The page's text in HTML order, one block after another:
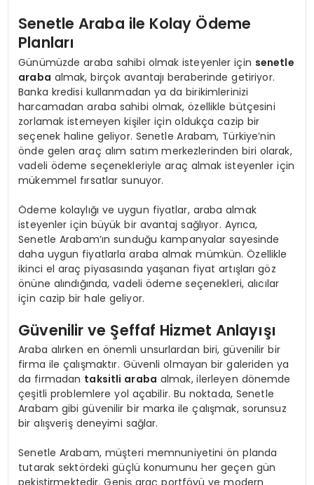
Senetle Araba ile Kolay Ödeme
Planları
Günümüzde araba sahibi olmak isteyenler için senetle
araba almak, birçok avantajı beraberinde getiriyor.
Banka kredisi kullanmadan ya da birikimlerinizi
harcamadan araba sahibi olmak, özellikle bütçesini
zorlamak istemeyen kişiler için oldukça cazip bir
seçenek haline geliyor. Senetle Arabam, Türkiye’nin
önde gelen araç alım satım merkezlerinden biri olarak,
vadeli ödeme seçenekleriyle araç almak isteyenler için
mükemmel fırsatlar sunuyor.
Ödeme kolaylığı ve uygun fiyatlar, araba almak
isteyenler için büyük bir avantaj sağlıyor. Ayrıca,
Senetle Arabam’ın sunduğu kampanyalar sayesinde
daha uygun fiyatlarla araba almak mümkün. Özellikle
ikinci el araç piyasasında yaşanan fiyat artışları göz
önüne alındığında, vadeli ödeme seçenekleri, alıcılar
için cazip bir hale geliyor.
Güvenilir ve Şeffaf Hizmet Anlayışı
Araba alırken en önemli unsurlardan biri, güvenilir bir
firma ile çalışmaktır. Güvenli olmayan bir galeriden ya
da firmadan taksitli araba almak, ilerleyen dönemde
çeşitli problemlere yol açabilir. Bu noktada, Senetle
Arabam gibi güvenilir bir marka ile çalışmak, sorunsuz
bir alışveriş deneyimi sağlar.
Senetle Arabam, müşteri memnuniyetini ön planda
tutarak sektördeki güçlü konumunu her geçen gün
pekiştirmektedir. Geniş araç portföyü ve modern